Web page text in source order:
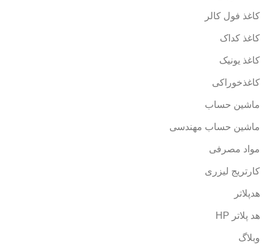
کاغذ فول کالر
کاغذ کداک
کاغذ یونیک
کاغذخوراکی
ماشین حساب
ماشین حساب مهندسی
مواد مصرفی
کارتریج لیزری
هدپلاتر
هد پلاتر HP
وبلاگ